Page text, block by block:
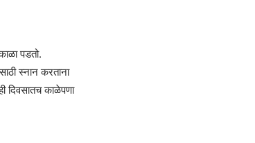
पडतो.
स्नान करताना
दिवसातच काळेपणा